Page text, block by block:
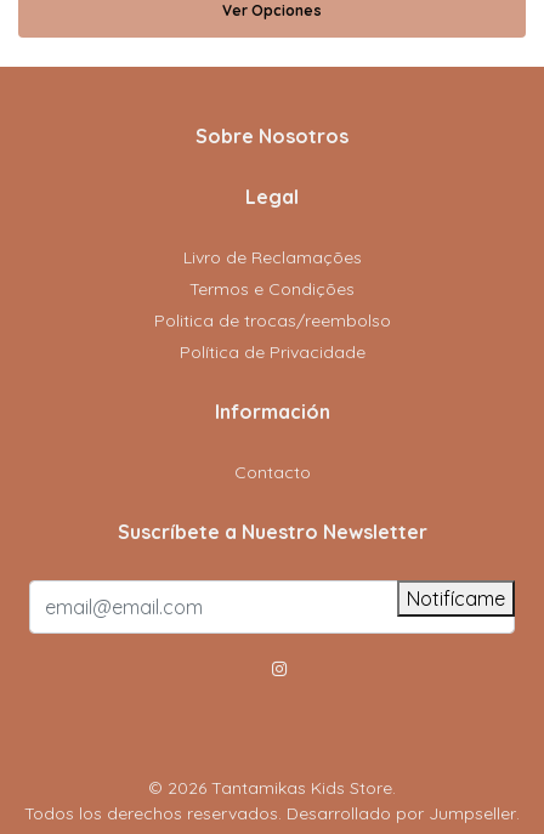
Ver Opciones
Sobre Nosotros
Legal
Livro de Reclamações
Termos e Condições
Politica de trocas/reembolso
Política de Privacidade
Información
Contacto
Suscríbete a Nuestro Newsletter
Notifícame
© 2026 Tantamikas Kids Store.
Todos los derechos reservados. Desarrollado por Jumpseller.